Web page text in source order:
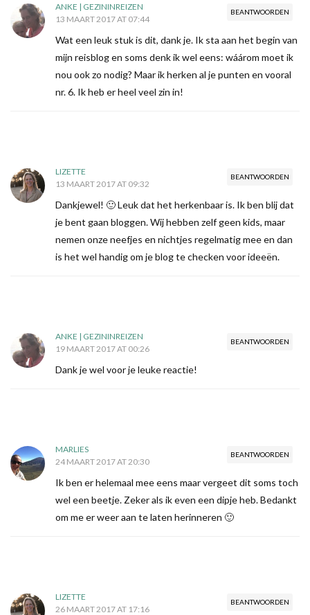
BEANTWOORDEN
ANKE | GEZININREIZEN
13 MAART 2017 AT 07:44
Wat een leuk stuk is dit, dank je. Ik sta aan het begin van
mijn reisblog en soms denk ik wel eens: wáárom moet ik
nou ook zo nodig? Maar ik herken al je punten en vooral
nr. 6. Ik heb er heel veel zin in!
BEANTWOORDEN
LIZETTE
13 MAART 2017 AT 09:32
Dankjewel! 🙂 Leuk dat het herkenbaar is. Ik ben blij dat
je bent gaan bloggen. Wij hebben zelf geen kids, maar
nemen onze neefjes en nichtjes regelmatig mee en dan
is het wel handig om je blog te checken voor ideeën.
BEANTWOORDEN
ANKE | GEZININREIZEN
19 MAART 2017 AT 00:26
Dank je wel voor je leuke reactie!
BEANTWOORDEN
MARLIES
24 MAART 2017 AT 20:30
Ik ben er helemaal mee eens maar vergeet dit soms toch
wel een beetje. Zeker als ik even een dipje heb. Bedankt
om me er weer aan te laten herinneren 🙂
BEANTWOORDEN
LIZETTE
26 MAART 2017 AT 17:16